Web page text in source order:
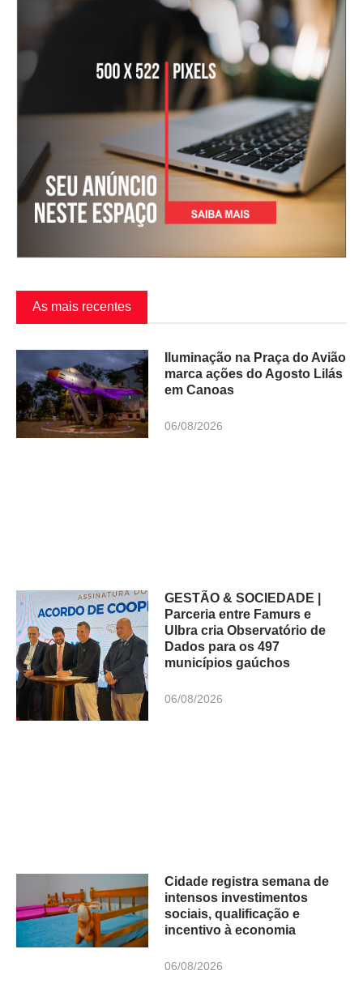
As mais recentes
Iluminação na Praça do Avião
marca ações do Agosto Lilás
em Canoas
06/08/2026
GESTÃO & SOCIEDADE |
Parceria entre Famurs e
Ulbra cria Observatório de
Dados para os 497
municípios gaúchos
06/08/2026
Cidade registra semana de
intensos investimentos
sociais, qualificação e
incentivo à economia
06/08/2026